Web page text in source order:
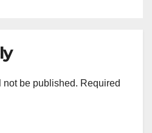
not be published. Required